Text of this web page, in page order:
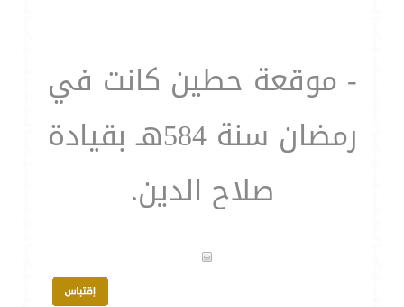
- موقعة حطين كانت في
رمضان سنة 584هـ بقيادة
صلاح الدين.
__________________